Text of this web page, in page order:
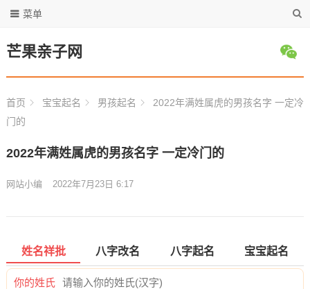
芒果亲子网
菜单
首页 宝宝起名 男孩起名
2022年满姓属虎的男孩名字 一定冷
门的
2022年满姓属虎的男孩名字 一定冷门的
网站小编 2022年7月23日 6:17
姓名祥批 八字改名 八字起名 宝宝起名
你的姓氏